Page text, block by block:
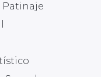
Patinaje